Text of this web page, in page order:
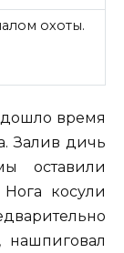
охоты.
время
Залив дичь
оставили
косули